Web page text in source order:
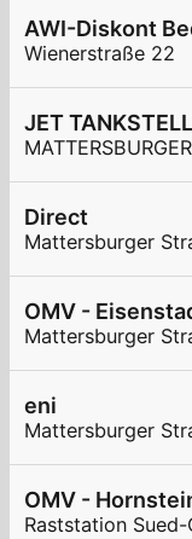
Wienerstraße 22
JET
Direct
Mattersburger
Mattersburger
eni
Mattersburger